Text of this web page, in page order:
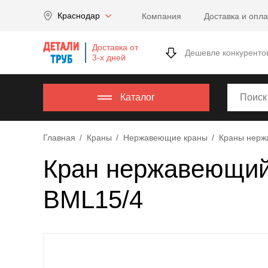
Краснодар Компания Доставка и
Доставка от
3-х дней
Дешевле
Каталог
Главная Краны Нержавеющие краны Краны
Кран
BML15/4
Московская